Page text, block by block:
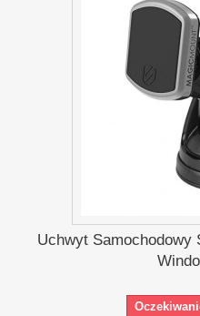
Uchwyt Samochodowy